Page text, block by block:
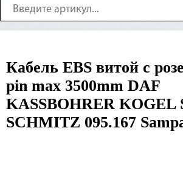
Кабель EBS витой c
pin max 3500mm DAF
KASSBOHRER KOGEL
SCHMITZ 095.167